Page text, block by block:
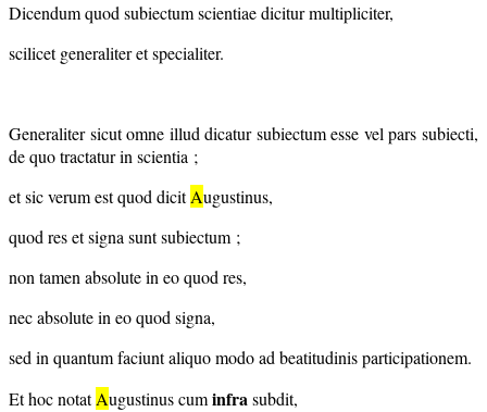
Dicendum quod subiectum scientiae dicitur multipliciter,
scilicet generaliter et specialiter.
Generaliter sicut omne illud dicatur subiectum esse vel pars subiecti,
de quo tractatur in scientia ;
et sic verum est quod dicitAugustinus,
quod res et signa sunt subiectum ;
non tamen absolute in eo quod res,
nec absolute in eo quod signa,
sed in quantum faciunt aliquo modo ad beatitudinis participationem.
Et hoc notatAugustinus cuminfrasubdit,